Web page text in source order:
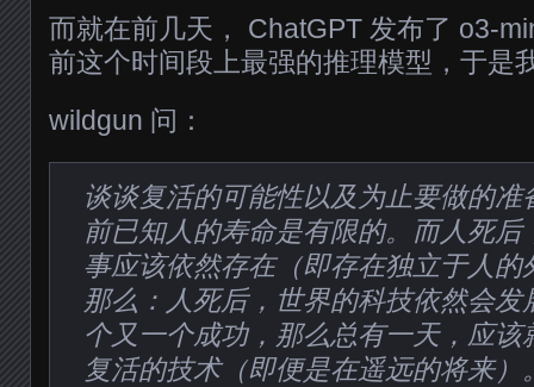
而就在前几天， ChatGPT 发布了 o3-
前这个时间段上最强的推理模型，于是
wildgun 问：
谈谈复活的可能性以及为止要做的准
前已知人的寿命是有限的。而人死
事应该依然存在（即存在独立于人的
那么：人死后，世界的科技依然会发
个又一个成功，那么总有一天，应该
复活的技术（即便是在遥远的将来